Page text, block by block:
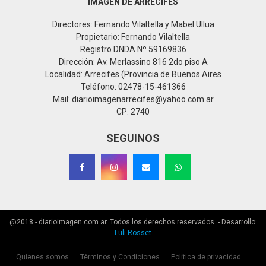
Directores: Fernando Vilaltella y Mabel Ullua
Propietario: Fernando Vilaltella
Registro DNDA Nº 59169836
Dirección: Av. Merlassino 816 2do piso A
Localidad: Arrecifes (Provincia de Buenos Aires
Teléfono: 02478-15-461366
Mail: diarioimagenarrecifes@yahoo.com.ar
CP: 2740
SEGUINOS
@2018 - diarioimagen.com.ar. Todos los derechos reservados. - Desarrollo:
Luli Rosset
Quienes somos Términos y Condiciones Política de privacidad